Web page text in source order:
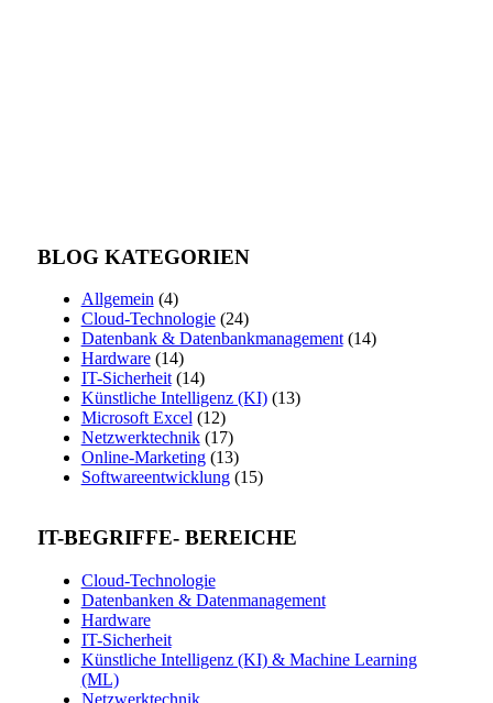
BLOG KATEGORIEN
Allgemein (4)
Cloud-Technologie(24)
Datenbank & Datenbankmanagement(14)
Hardware(14)
IT-Sicherheit(14)
Künstliche Intelligenz (KI)(13)
Microsoft Excel (12)
Netzwerktechnik(17)
Online-Marketing(13)
Softwareentwicklung(15)
IT-BEGRIFFE- BEREICHE
Cloud-Technologie
Datenbanken & Datenmanagement
Hardware
IT-Sicherheit
Künstliche Intelligenz (KI) & Machine Learning
(ML)
Netzwerktechnik